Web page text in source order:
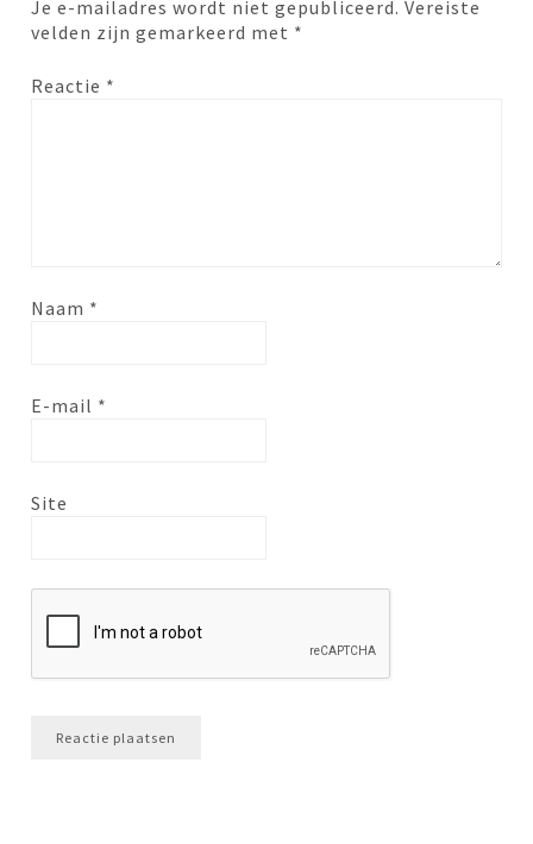
Je e-mailadres wordt niet gepubliceerd. Vereiste
velden zijn gemarkeerd met *
Reactie *
Naam *
E-mail *
Site